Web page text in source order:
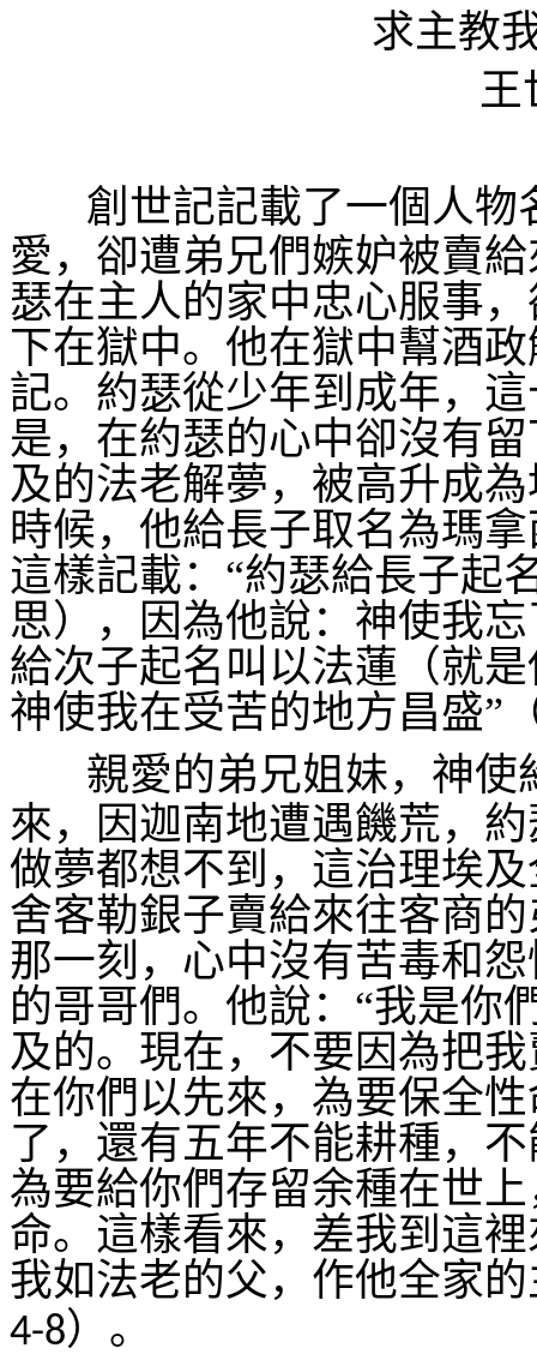
求主教
王
創世記記載了一個人
愛，卻遭弟兄們嫉妒被賣
瑟在主人的家中忠心服事
下在獄中。他在獄中幫酒
記。約瑟從少年到成年，
是，在約瑟的心中卻沒有
及的法老解夢，被高升成
時候，他給長子取名為瑪
這樣記載：“約瑟給長子起
思），因為他說：神使我
給次子起名叫以法蓮（就
神使我在受苦的地方昌盛”
親愛的弟兄姐妹，神
來，因迦南地遭遇饑荒，
做夢都想不到，這治理埃
舍客勒銀子賣給來往客商
那一刻，心中沒有苦毒和
的哥哥們。他說：“我是你
及的。現在，不要因為把
在你們以先來，為要保全
了，還有五年不能耕種，
為要給你們存留余種在世
命。這樣看來，差我到這
我如法老的父，作他全家
4-8）。